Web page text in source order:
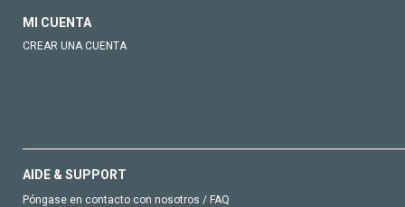
MI CUENTA
CREAR UNA CUENTA
AIDE & SUPPORT
Póngase en contacto con nosotros / FAQ